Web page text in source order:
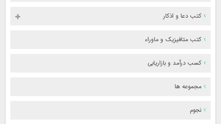
کتب دعا و اذکار
کتب متافیزیک و ماوراء
کسب درآمد و بازاریابی
مجموعه ها
نجوم